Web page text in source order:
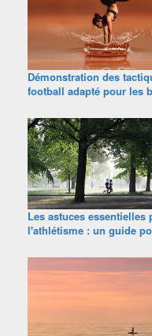
Démonstration des
football adapté pour les
Les astuces
l'athlétisme : un guide